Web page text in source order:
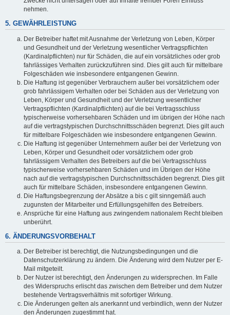
nehmen.
5. GEWÄHRLEISTUNG
Der Betreiber haftet mit Ausnahme der Verletzung von Leben, Körper
und Gesundheit und der Verletzung wesentlicher Vertragspflichten
(Kardinalpflichten) nur für Schäden, die auf ein vorsätzliches oder grob
fahrlässiges Verhalten zurückzuführen sind. Dies gilt auch für mittelbare
Folgeschäden wie insbesondere entgangenen Gewinn.
Die Haftung ist gegenüber Verbrauchern außer bei vorsätzlichem oder
grob fahrlässigem Verhalten oder bei Schäden aus der Verletzung von
Leben, Körper und Gesundheit und der Verletzung wesentlicher
Vertragspflichten (Kardinalpflichten) auf die bei Vertragsschluss
typischerweise vorhersehbaren Schäden und im übrigen der Höhe nach
auf die vertragstypischen Durchschnittsschäden begrenzt. Dies gilt auch
für mittelbare Folgeschäden wie insbesondere entgangenen Gewinn.
Die Haftung ist gegenüber Unternehmern außer bei der Verletzung von
Leben, Körper und Gesundheit oder vorsätzlichem oder grob
fahrlässigem Verhalten des Betreibers auf die bei Vertragsschluss
typischerweise vorhersehbaren Schäden und im Übrigen der Höhe
nach auf die vertragstypischen Durchschnittsschäden begrenzt. Dies gilt
auch für mittelbare Schäden, insbesondere entgangenen Gewinn.
Die Haftungsbegrenzung der Absätze a bis c gilt sinngemäß auch
zugunsten der Mitarbeiter und Erfüllungsgehilfen des Betreibers.
Ansprüche für eine Haftung aus zwingendem nationalem Recht bleiben
unberührt.
6. ÄNDERUNGSVORBEHALT
Der Betreiber ist berechtigt, die Nutzungsbedingungen und die
Datenschutzerklärung zu ändern. Die Änderung wird dem Nutzer per E-
Mail mitgeteilt.
Der Nutzer ist berechtigt, den Änderungen zu widersprechen. Im Falle
des Widerspruchs erlischt das zwischen dem Betreiber und dem Nutzer
bestehende Vertragsverhältnis mit sofortiger Wirkung.
Die Änderungen gelten als anerkannt und verbindlich, wenn der Nutzer
den Änderungen zugestimmt hat.